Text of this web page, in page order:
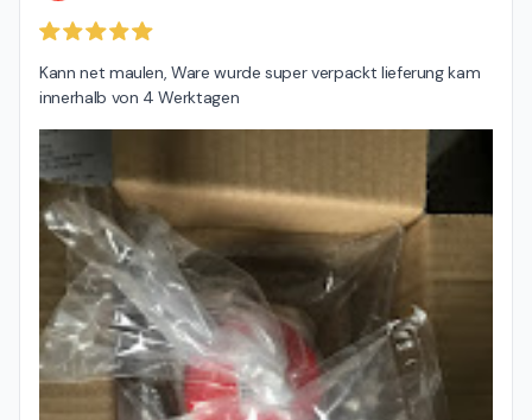
Kann net maulen, Ware wurde super verpackt lieferung kam
innerhalb von 4 Werktagen